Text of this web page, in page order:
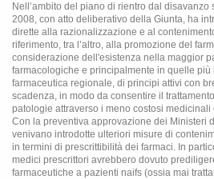
Nell’ambito del piano di rientro dal disavanzo
2008, con atto deliberativo della Giunta, ha
dirette alla razionalizzazione e al
riferimento, tra l’altro, alla promozione del
considerazione dell'esistenza nella maggior
farmacologiche e principalmente in quelle
farmaceutica regionale, di principi attivi con
scadenza, in modo da consentire il
patologie attraverso i meno costosi medicinali
Con la preventiva approvazione dei Ministeri
venivano introdotte ulteriori misure di
in termini di prescrittibilità dei farmaci. In
medici prescrittori avrebbero dovuto
farmaceutiche a pazienti naifs (ossia mai